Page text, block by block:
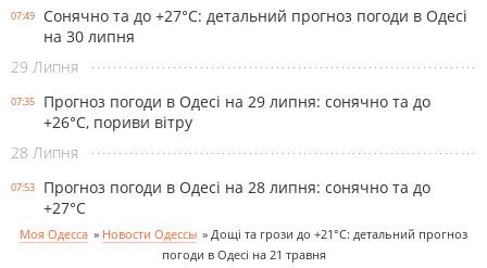
07:49
Сонячно та до +27°С: детальний прогноз погоди в Одесі
на 30 липня
29 Липня
07:35
Прогноз погоди в Одесі на 29 липня: сонячно та до
+26°С, пориви вітру
28 Липня
07:53
Прогноз погоди в Одесі на 28 липня: сонячно та до
+27°С
Моя Одесса » Новости Одессы » Дощі та грози до +21°С: детальний прогноз
погоди в Одесі на 21 травня